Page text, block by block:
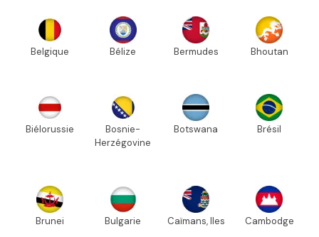
Belgique Bélize Bermudes Bhoutan
Biélorussie
Bosnie-
Herzégovine
Botswana Brésil
Brunei Bulgarie Caïmans, Iles Cambodge